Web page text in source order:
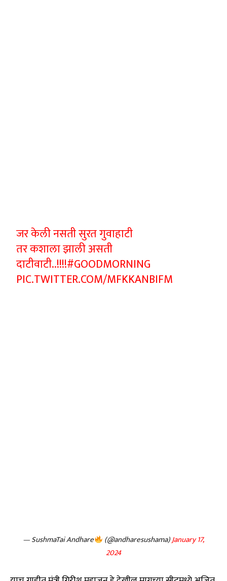
जर केली नसती सुरत गुवाहाटी
तर कशाला झाली असती
दाटीवाटी..!!!!#GOODMORNING
PIC.TWITTER.COM/MFKKANBIFM
— SushmaTai Andhare (@andharesushama)January 17,
2024